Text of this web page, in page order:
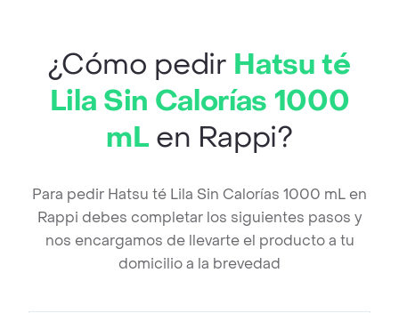
¿Cómo pedir Hatsu té
Lila Sin Calorías 1000
mL en Rappi?
Para pedir Hatsu té Lila Sin Calorías 1000 mL en
Rappi debes completar los siguientes pasos y
nos encargamos de llevarte el producto a tu
domicilio a la brevedad